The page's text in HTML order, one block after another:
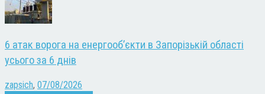
6 атак ворога на енергооб’єкти в Запорізькій області
усього за 6 днів
zapsich, 07/08/2026